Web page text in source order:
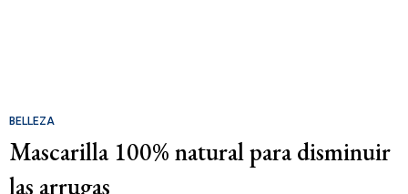
BELLEZA
Mascarilla 100% natural para disminuir
las arrugas